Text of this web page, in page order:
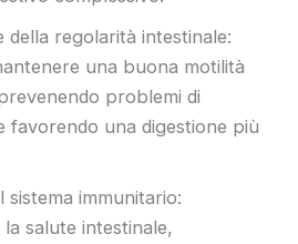
della regolarità intestinale:
una buona motilità
problemi di
favorendo una digestione più
immunitario:
salute intestinale,